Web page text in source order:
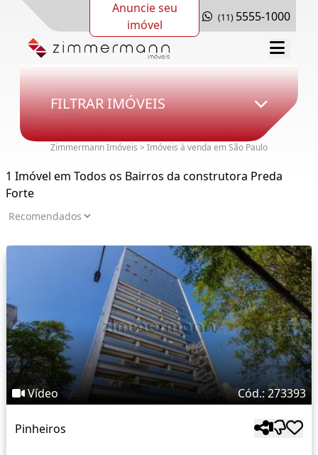
Anuncie seu
imóvel
(11) 5555-1000
FILTRAR IMÓVEIS
Zimmermann Imóveis > Imóveis à venda em São Paulo
1 Imóvel em Todos os Bairros da construtora Preda
Forte
Vídeo Cód.: 273393
Pinheiros